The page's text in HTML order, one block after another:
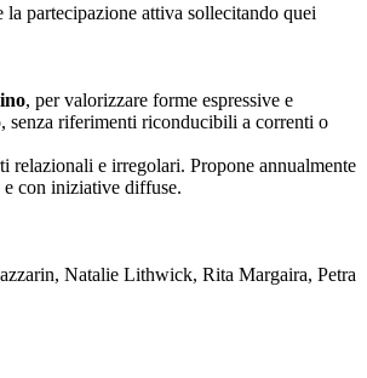
partecipazione attiva sollecitando quei
, per valorizzare forme espressive e
senza riferimenti riconducibili a correnti o
relazionali e irregolari. Propone annualmente
con iniziative diffuse.
Natalie Lithwick, Rita Margaira, Petra